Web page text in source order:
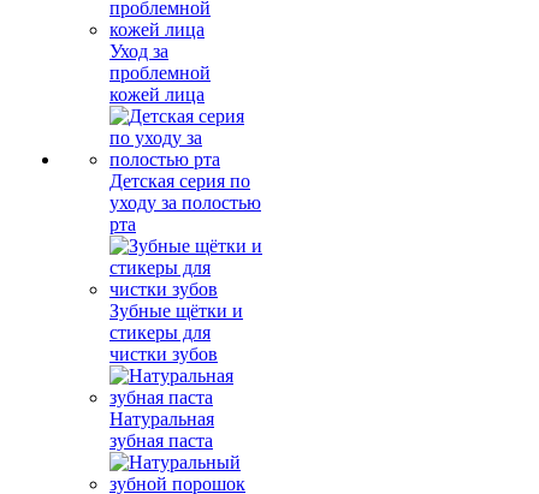
Уход за
проблемной
кожей лица
Детская серия по
уходу за полостью
рта
Зубные щётки и
стикеры для
чистки зубов
Натуральная
зубная паста